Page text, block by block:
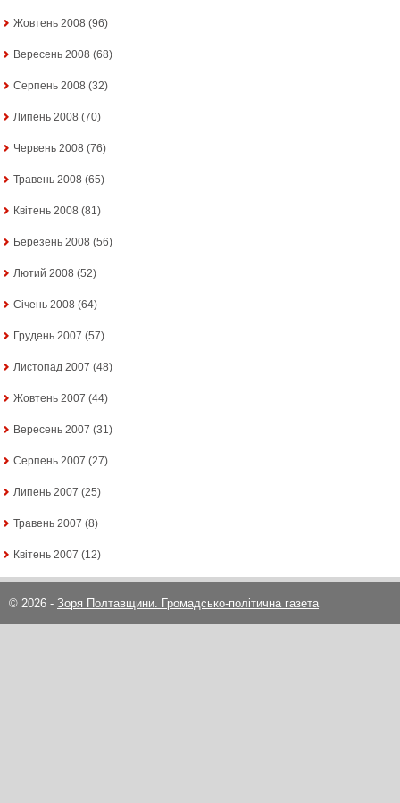
Жовтень 2008 (96)
Вересень 2008 (68)
Серпень 2008 (32)
Липень 2008 (70)
Червень 2008 (76)
Травень 2008 (65)
Квітень 2008 (81)
Березень 2008 (56)
Лютий 2008 (52)
Січень 2008 (64)
Грудень 2007 (57)
Листопад 2007 (48)
Жовтень 2007 (44)
Вересень 2007 (31)
Серпень 2007 (27)
Липень 2007 (25)
Травень 2007 (8)
Квітень 2007 (12)
© 2026 - Зоря Полтавщини. Громадсько-політична газета